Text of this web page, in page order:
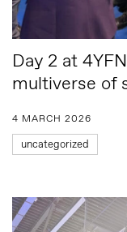
Day 2 at
multiverse of
4 MARCH 2026
uncategorized